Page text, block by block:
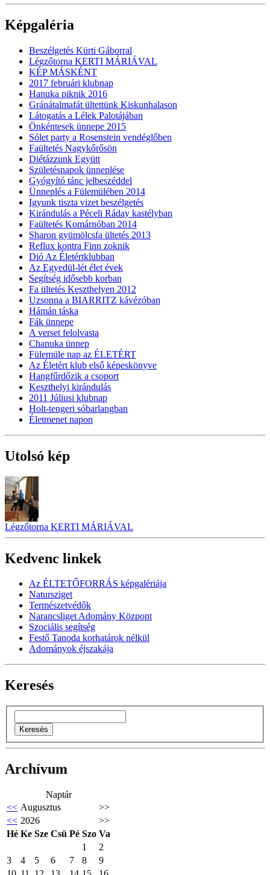
Képgaléria
Beszélgetés Kürti Gáborral
Légzőtorna KERTI MÁRIÁVAL
KÉP MÁSKÉNT
2017 februári klubnap
Hanuka piknik 2016
Gránátalmafát ültettünk Kiskunhalason
Látogatás a Lélek Palotájában
Önkéntesek ünnepe 2015
Sólet party a Rosenstein vendéglőben
Faültetés Nagykőrősön
Diétázzunk Együtt
Születésnapok ünneplése
Gyógyító tánc jelbeszéddel
Ünneplés a Fülemülében 2014
Igyunk tiszta vizet beszélgetés
Kirándulás a Péceli Ráday kastélyban
Faültetés Komárnóban 2014
Sharon gyümölcsfa ültetés 2013
Reflux kontra Finn zoknik
Dió Az Életértklubban
Az Egyedül-lét élet évek
Segítség idősebb korban
Fa ültetés Keszthelyen 2012
Uzsonna a BIARRITZ kávézóban
Hámán táska
Fák ünnepe
A verset felolvasta
Chanuka ünnep
Fülemüle nap az ÉLETÉRT
Az Életért klub első képeskönyve
Hangfűrdőzik a csoport
Keszthelyi kirándulás
2011 Júliusi klubnap
Holt-tengeri sóbarlangban
Életmenet napon
Utolsó kép
Légzőtorna KERTI MÁRIÁVAL
Kedvenc linkek
Az ÉLTETŐFORRÁS képgalériája
Natursziget
Természetvédők
Narancsliget Adomány Központ
Szociális segítség
Festő Tanoda korhatárok nélkül
Adományok éjszakája
Keresés
Archívum
Naptár
<< Augusztus
>>
<< 2026
>>
Hé Ke Sze Csü Pé Szo Va
1
2
3
4 5 6 7 8
9